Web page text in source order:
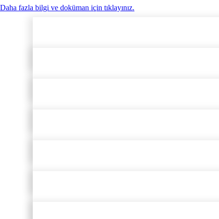
Daha fazla bilgi ve doküman için tıklayınız.